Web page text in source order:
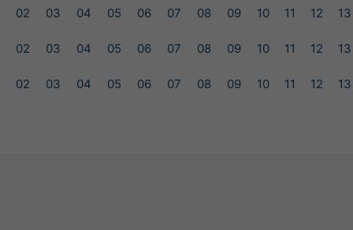
02 03 04 05 06 07 08 09 10 11 12 13
02 03 04 05 06 07 08 09 10 11 12 13
02 03 04 05 06 07 08 09 10 11 12 13